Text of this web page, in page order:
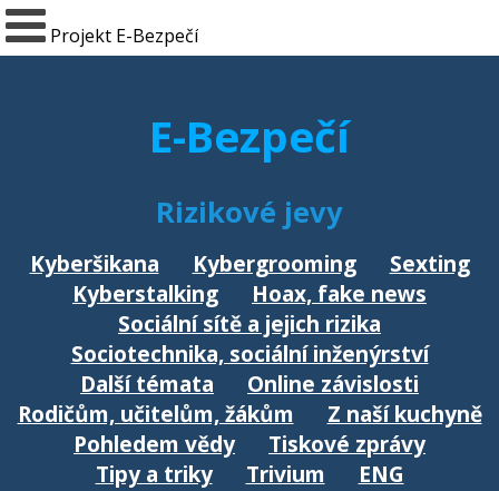
Projekt E-Bezpečí
E-Bezpečí
Rizikové jevy
Kyberšikana Kybergrooming
Sexting
Kyberstalking
Hoax, fake news
Sociální sítě a jejich rizika
Sociotechnika, sociální inženýrství
Další témata
Online závislosti
Rodičům, učitelům, žákům
Z naší kuchyně
Pohledem vědy
Tiskové zprávy
Tipy a triky
Trivium ENG